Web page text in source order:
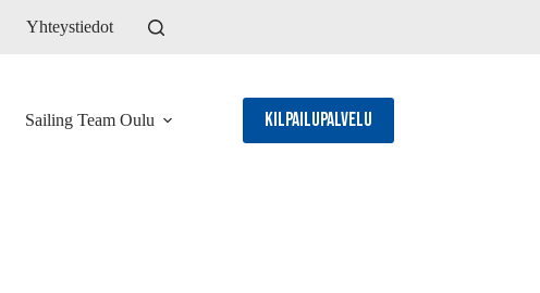
Yhteystiedot
Sailing Team Oulu Kilpailupalvelu